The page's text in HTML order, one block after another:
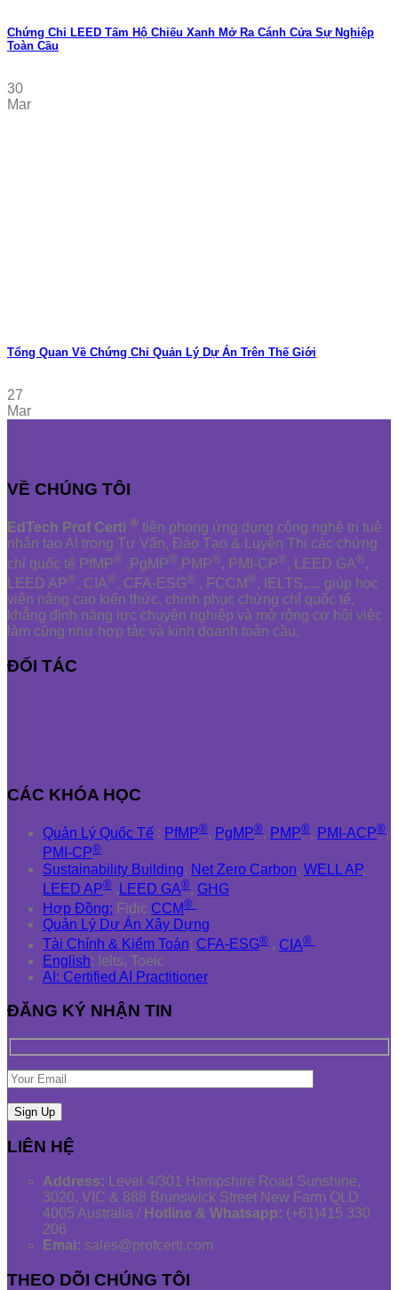
Chứng Chỉ LEED Tấm Hộ Chiếu Xanh Mở Ra Cánh Cửa Sự Nghiệp
Toàn Cầu
30
Mar
Tổng Quan Về Chứng Chỉ Quản Lý Dự Án Trên Thế Giới
27
Mar
VỀ CHÚNG TÔI
EdTech Prof Certi ® tiên phong ứng dụng công nghệ trí tuệ
nhân tạo AI trong Tư Vấn, Đào Tạo & Luyện Thi các chứng
chỉ quốc tế PfMP® ,PgMP®,PMP®, PMI-CP®, LEED GA®,
LEED AP®, CIA®, CFA-ESG® , FCCM®, IELTS,.... giúp học
viên nâng cao kiến thức, chinh phục chứng chỉ quốc tế,
khẳng định năng lực chuyên nghiệp và mở rộng cơ hội việc
làm cũng như hợp tác và kinh doanh toàn cầu.
ĐỐI TÁC
CÁC KHÓA HỌC
Quản Lý Quốc Tế : PfMP®, PgMP®, PMP®, PMI-ACP®,
PMI-CP®
Sustainability Building: Net Zero Carbon, WELL AP,
LEED AP® , LEED GA®, GHG
Hợp Đồng: Fidic CCM®
Quản Lý Dự Án Xây Dựng
Tài Chính & Kiểm Toán: CFA-ESG® , CIA®
English: Ielts, Toeic
AI: Certified AI Practitioner
ĐĂNG KÝ NHẬN TIN
LIÊN HỆ
Address: Level 4/301 Hampshire Road Sunshine,
3020, VIC & 888 Brunswick Street New Farm QLD
4005 Australia / Hotline & Whatsapp: (+61)415 330
206
Emai: sales@profcerti.com
THEO DÕI CHÚNG TÔI